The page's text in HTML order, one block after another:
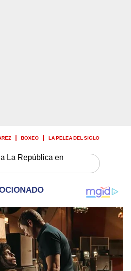
BOXEO LA PELEA DEL SIGLO
La República en